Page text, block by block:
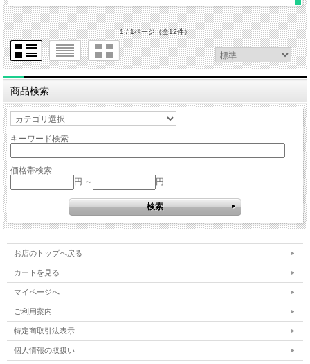
1 / 1ページ（全12件）
商品検索
キーワード検索
価格帯検索
円 ～
円
お店のトップへ戻る
カートを見る
マイページへ
ご利用案内
特定商取引法表示
個人情報の取扱い